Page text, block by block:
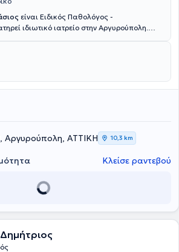
είναι Ειδικός Παθολόγος -
ιδιωτικό ιατρείο στην Αργυρούπολη.
Αθηνών. Διαθέτει αξιόλογη κλινική
της Α΄ Παθολογικής κλινικής του
Ερρίκος Ντυνάν Hospital Center.
Αργυρούπολη, ΑΤΤΙΚΗ 10,3 km
Κλείσε ραντεβού